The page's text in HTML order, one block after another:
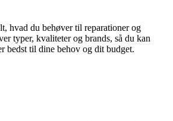
hvad du behøver til reparationer og
typer, kvaliteter og brands, så du kan
bedst til dine behov og dit budget.